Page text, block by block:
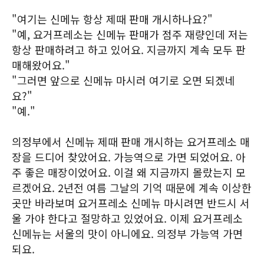
"여기는 신메뉴 항상 제때 판매 개시하나요?"
"예, 요거프레소는 신메뉴 판매가 점주 재량인데 저는
항상 판매하려고 하고 있어요. 지금까지 계속 모두 판
매해왔어요."
"그러면 앞으로 신메뉴 마시러 여기로 오면 되겠네
요?"
"예."
의정부에서 신메뉴 제때 판매 개시하는 요거프레소 매
장을 드디어 찾았어요. 가능역으로 가면 되었어요. 아
주 좋은 매장이었어요. 이걸 왜 지금까지 몰랐는지 모
르겠어요. 2년전 여름 그날의 기억 때문에 계속 이상한
곳만 바라보며 요거프레소 신메뉴 마시려면 반드시 서
울 가야 한다고 절망하고 있었어요. 이제 요거프레소
신메뉴는 서울의 맛이 아니에요. 의정부 가능역 가면
되요.